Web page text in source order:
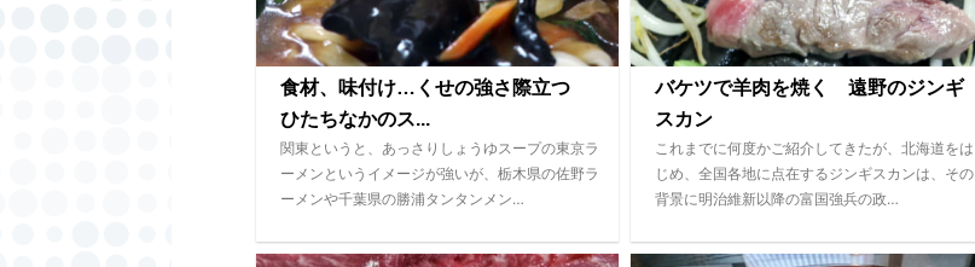
食材、味付け…くせの強さ際立つ
ひたちなかのス...
関東というと、あっさりしょうゆスープの東京ラ
ーメンというイメージが強いが、栃木県の佐野ラ
ーメンや千葉県の勝浦タンタンメン…
バケツで羊肉を焼く 遠野のジンギ
スカン
これまでに何度かご紹介してきたが、北海道をは
じめ、全国各地に点在するジンギスカンは、その
背景に明治維新以降の富国強兵の政…